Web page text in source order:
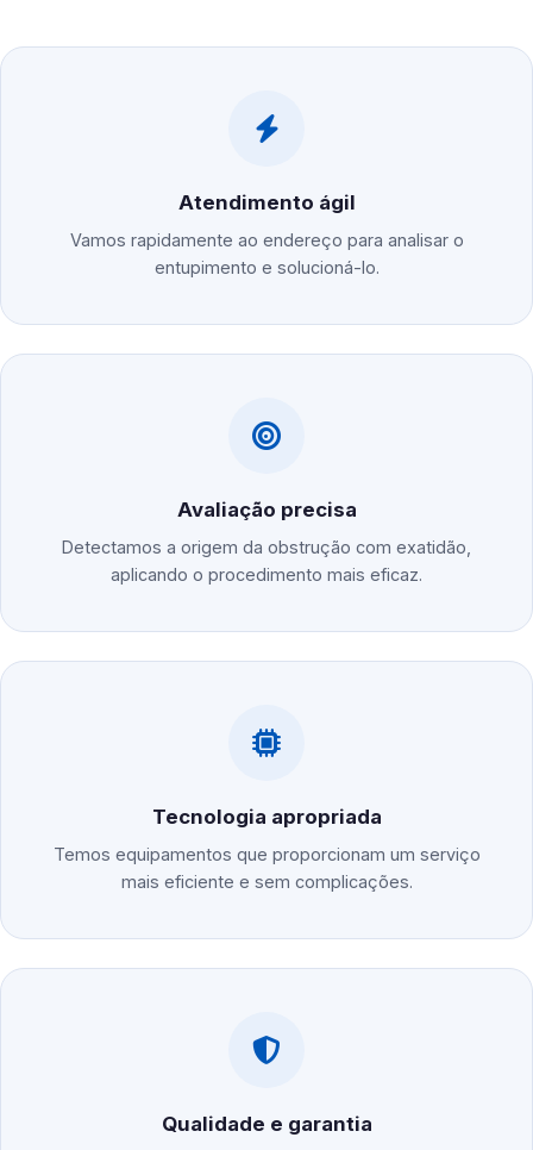
Atendimento ágil
Vamos rapidamente ao endereço para analisar o
entupimento e solucioná-lo.
Avaliação precisa
Detectamos a origem da obstrução com exatidão,
aplicando o procedimento mais eficaz.
Tecnologia apropriada
Temos equipamentos que proporcionam um serviço
mais eficiente e sem complicações.
Qualidade e garantia